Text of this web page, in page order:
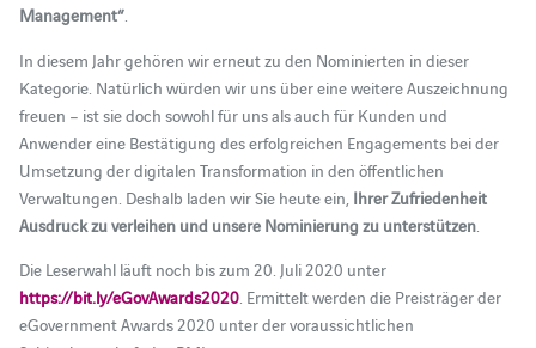
Management“.
In diesem Jahr gehören wir erneut zu den Nominierten in dieser
Kategorie. Natürlich würden wir uns über eine weitere Auszeichnung
freuen – ist sie doch sowohl für uns als auch für Kunden und
Anwender eine Bestätigung des erfolgreichen Engagements bei der
Umsetzung der digitalen Transformation in den öffentlichen
Verwaltungen. Deshalb laden wir Sie heute ein, Ihrer Zufriedenheit
Ausdruck zu verleihen und unsere Nominierung zu unterstützen.
Die Leserwahl läuft noch bis zum 20. Juli 2020 unter
https://bit.ly/eGovAwards2020. Ermittelt werden die Preisträger der
eGovernment Awards 2020 unter der voraussichtlichen